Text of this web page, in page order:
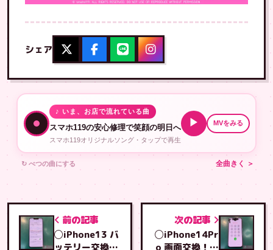
シェア
♪ いま、お店で流れている曲
スマホ119の安心修理で笑顔の明日へ
スマホ119オリジナルソング・タップで再生
▶ MVをみる
↻ べつの曲にする 全曲きく ＞
前の記事
◯iPhone13 バ
次の記事
◯iPhone14Pr